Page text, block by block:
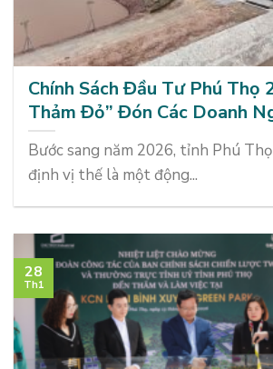
Chính Sách Đầu Tư Phú Thọ
Thảm Đỏ” Đón Các Doanh
Nghệ Cao
Bước sang năm 2026, tỉnh Phú
định vị thế là một động...
28
Th1